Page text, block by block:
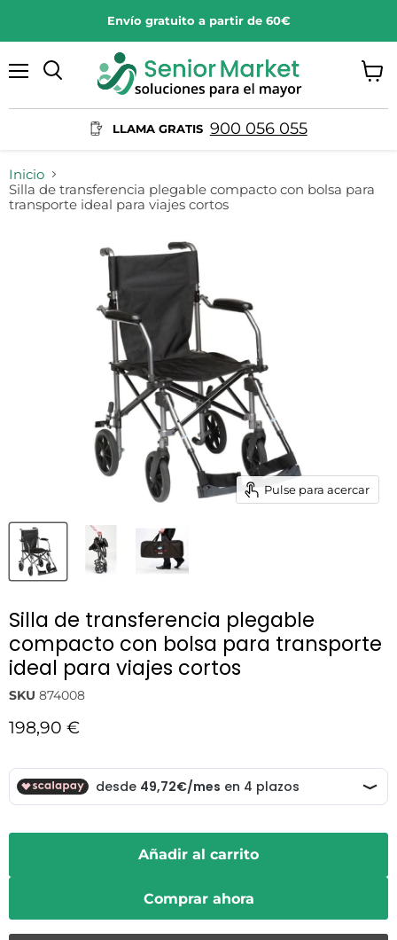
Envío gratuito a partir de 60€
LLAMA GRATIS 900 056 055
Inicio
Silla de transferencia plegable compacto con bolsa para
transporte ideal para viajes cortos
Pulse para acercar
Silla de transferencia plegable
compacto con bolsa para transporte
ideal para viajes cortos
SKU 874008
Precio actual
198,90 €
Añadir al carrito
Comprar ahora